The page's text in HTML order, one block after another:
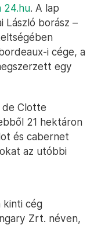
24.hu. A lap
László borász –
i cége, a
egy
de Clotte
21 hektáron
és cabernet
az utóbbi
kinti cég
Zrt. néven,